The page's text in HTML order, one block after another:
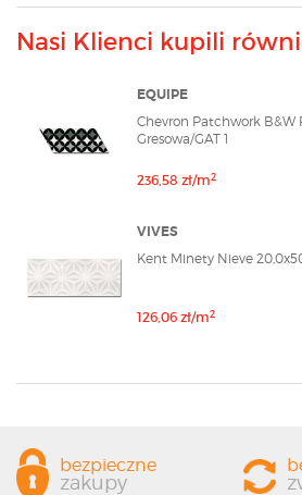
Nasi Klienci kupili
EQUIPE
Chevron Patchwork B&W
Gresowa/GAT 1
236,58 zł/m2
VIVES
Kent Minety Nieve
126,06 zł/m2
bezpieczne
zakupy